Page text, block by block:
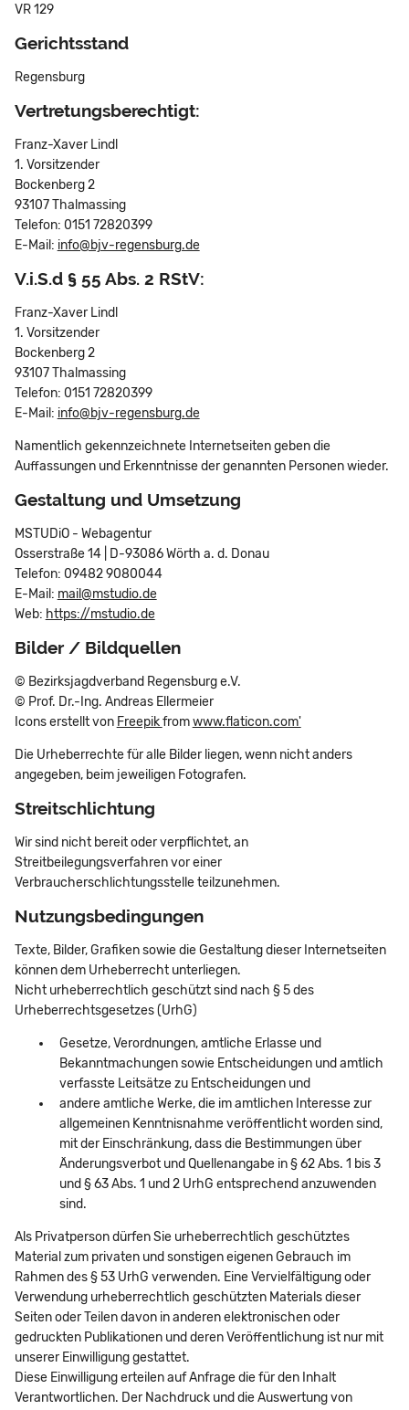
VR 129
Gerichtsstand
Regensburg
Vertretungsberechtigt:
Franz-Xaver Lindl
1. Vorsitzender
Bockenberg 2
93107 Thalmassing
Telefon: 0151 72820399
E-Mail: info@bjv-regensburg.de
V.i.S.d § 55 Abs. 2 RStV:
Franz-Xaver Lindl
1. Vorsitzender
Bockenberg 2
93107 Thalmassing
Telefon: 0151 72820399
E-Mail: info@bjv-regensburg.de
Namentlich gekennzeichnete Internetseiten geben die
Auffassungen und Erkenntnisse der genannten Personen wieder.
Gestaltung und Umsetzung
MSTUDiO - Webagentur
Osserstraße 14 | D-93086 Wörth a. d. Donau
Telefon: 09482 9080044
E-Mail: mail@mstudio.de
Web: https://mstudio.de
Bilder / Bildquellen
© Bezirksjagdverband Regensburg e.V.
© Prof. Dr.-Ing. Andreas Ellermeier
Icons erstellt von Freepikfromwww.flaticon.com'
Die Urheberrechte für alle Bilder liegen, wenn nicht anders
angegeben, beim jeweiligen Fotografen.
Streitschlichtung
Wir sind nicht bereit oder verpflichtet, an
Streitbeilegungsverfahren vor einer
Verbraucherschlichtungsstelle teilzunehmen.
Nutzungsbedingungen
Texte, Bilder, Grafiken sowie die Gestaltung dieser Internetseiten
können dem Urheberrecht unterliegen.
Nicht urheberrechtlich geschützt sind nach § 5 des
Urheberrechtsgesetzes (UrhG)
Gesetze, Verordnungen, amtliche Erlasse und
Bekanntmachungen sowie Entscheidungen und amtlich
verfasste Leitsätze zu Entscheidungen und
andere amtliche Werke, die im amtlichen Interesse zur
allgemeinen Kenntnisnahme veröffentlicht worden sind,
mit der Einschränkung, dass die Bestimmungen über
Änderungsverbot und Quellenangabe in § 62 Abs. 1 bis 3
und § 63 Abs. 1 und 2 UrhG entsprechend anzuwenden
sind.
Als Privatperson dürfen Sie urheberrechtlich geschütztes
Material zum privaten und sonstigen eigenen Gebrauch im
Rahmen des § 53 UrhG verwenden. Eine Vervielfältigung oder
Verwendung urheberrechtlich geschützten Materials dieser
Seiten oder Teilen davon in anderen elektronischen oder
gedruckten Publikationen und deren Veröffentlichung ist nur mit
unserer Einwilligung gestattet.
Diese Einwilligung erteilen auf Anfrage die für den Inhalt
Verantwortlichen. Der Nachdruck und die Auswertung von